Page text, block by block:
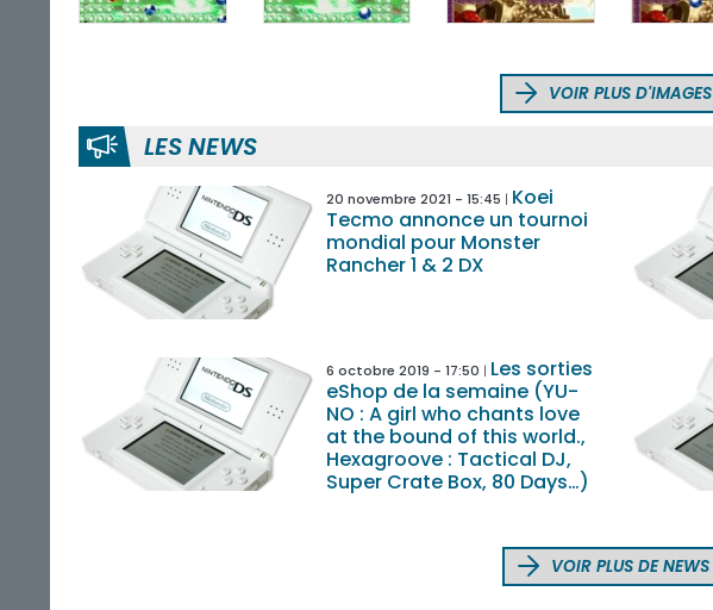
VOIR PLUS D'IMAGES
LES NEWS
20 novembre 2021 - 15:45
Koei
Tecmo annonce un tournoi
mondial pour Monster
Rancher 1 & 2 DX
6 octobre 2019 - 17:50
Les sorties
eShop de la semaine (YU-
NO : A girl who chants love
at the bound of this world.,
Hexagroove : Tactical DJ,
Super Crate Box, 80 Days…)
VOIR PLUS DE NEWS